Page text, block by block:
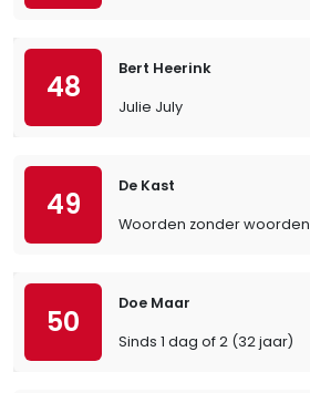
48
Bert Heerink
Julie July
49
De Kast
Woorden zonder woorden
50
Doe Maar
Sinds 1 dag of 2 (32 jaar)